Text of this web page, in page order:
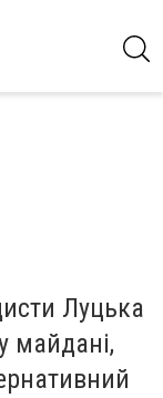
Луцька
майдані,